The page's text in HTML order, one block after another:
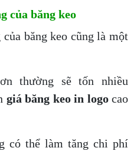
của băng keo
băng keo cũng là một
thường sẽ tốn nhiều
giá băng keo in logocao
có thể làm tăng chi phí